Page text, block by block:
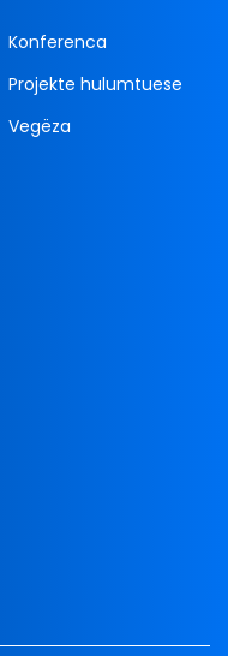
Konferenca
Projekte hulumtuese
Vegëza